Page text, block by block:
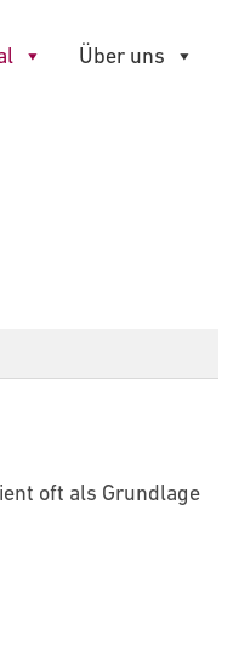
Über uns
oft als Grundlage